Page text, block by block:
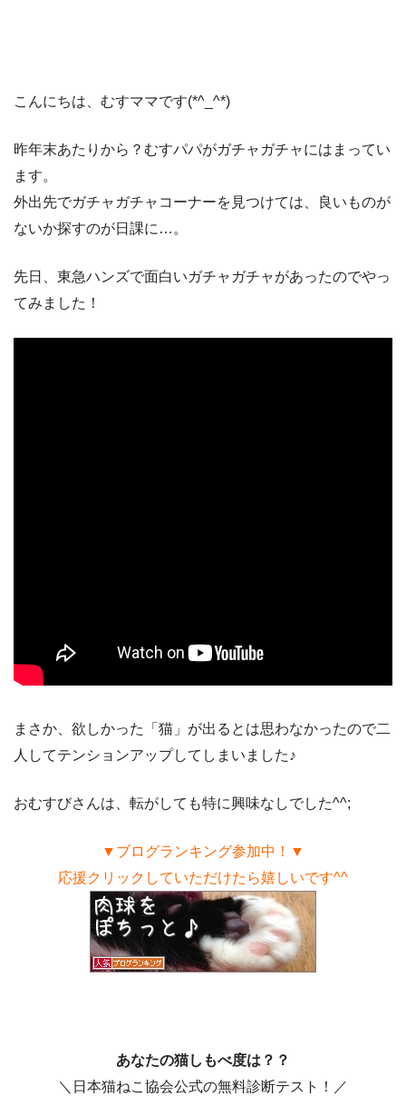
こんにちは、むすママです(*^_^*)
昨年末あたりから？むすパパがガチャガチャにはまってい
ます。
外出先でガチャガチャコーナーを見つけては、良いものが
ないか探すのが日課に…。
先日、東急ハンズで面白いガチャガチャがあったのでやっ
てみました！
まさか、欲しかった「猫」が出るとは思わなかったので二
人してテンションアップしてしまいました♪
おむすびさんは、転がしても特に興味なしでした^^;
▼ブログランキング参加中！▼
応援クリックしていただけたら嬉しいです^^
あなたの猫しもべ度は？？
＼日本猫ねこ協会公式の無料診断テスト！／